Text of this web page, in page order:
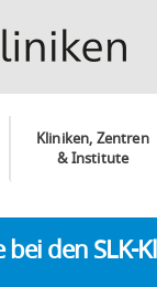
Kliniken, Zentren
& Institute
bei den SLK-